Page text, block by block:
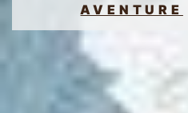
AVENTURE